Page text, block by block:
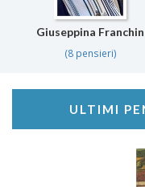
Giuseppina Franchin
(8 pensieri)
ULTIMI